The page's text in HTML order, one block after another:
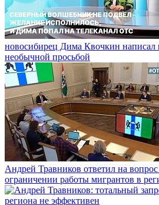
новосибирец Дима Квочкин
необычной просьбой
Андрей Травников ответил на
ограничении работы мигрантов в